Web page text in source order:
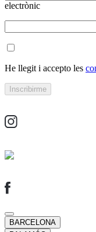
electrònic
He llegit i accepto les
BARCELONA